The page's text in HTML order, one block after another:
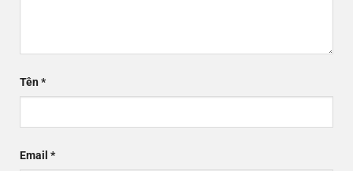
Tên*
Email *